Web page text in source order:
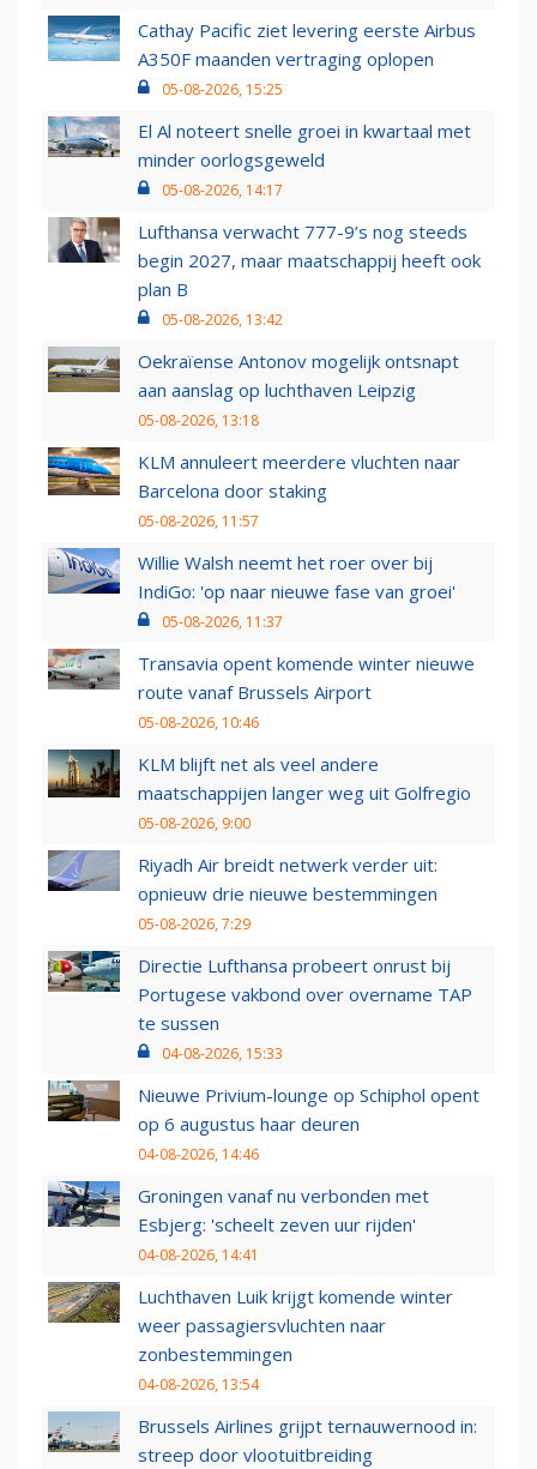
Cathay Pacific ziet levering eerste Airbus
A350F maanden vertraging oplopen
05-08-2026, 15:25
El Al noteert snelle groei in kwartaal met
minder oorlogsgeweld
05-08-2026, 14:17
Lufthansa verwacht 777-9’s nog steeds
begin 2027, maar maatschappij heeft ook
plan B
05-08-2026, 13:42
Oekraïense Antonov mogelijk ontsnapt
aan aanslag op luchthaven Leipzig
05-08-2026, 13:18
KLM annuleert meerdere vluchten naar
Barcelona door staking
05-08-2026, 11:57
Willie Walsh neemt het roer over bij
IndiGo: 'op naar nieuwe fase van groei'
05-08-2026, 11:37
Transavia opent komende winter nieuwe
route vanaf Brussels Airport
05-08-2026, 10:46
KLM blijft net als veel andere
maatschappijen langer weg uit Golfregio
05-08-2026, 9:00
Riyadh Air breidt netwerk verder uit:
opnieuw drie nieuwe bestemmingen
05-08-2026, 7:29
Directie Lufthansa probeert onrust bij
Portugese vakbond over overname TAP
te sussen
04-08-2026, 15:33
Nieuwe Privium-lounge op Schiphol opent
op 6 augustus haar deuren
04-08-2026, 14:46
Groningen vanaf nu verbonden met
Esbjerg: 'scheelt zeven uur rijden'
04-08-2026, 14:41
Luchthaven Luik krijgt komende winter
weer passagiersvluchten naar
zonbestemmingen
04-08-2026, 13:54
Brussels Airlines grijpt ternauwernood in:
streep door vlootuitbreiding